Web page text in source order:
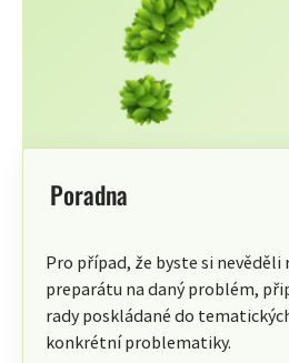
Poradna
Pro případ, že byste si nevěděli
preparátu na daný problém,
rady poskládané do
konkrétní problematiky.